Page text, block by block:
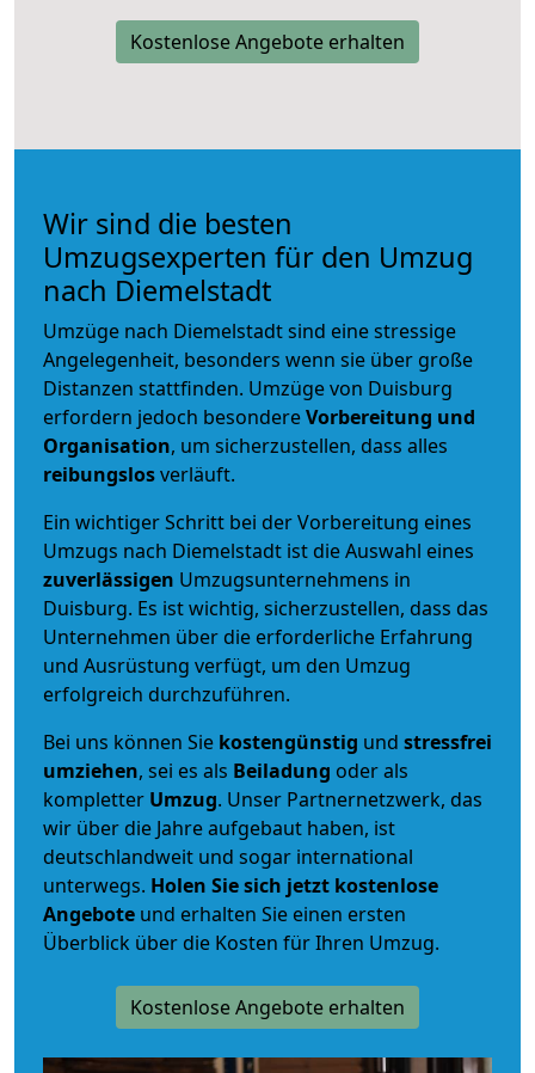
Kostenlose Angebote erhalten
Wir sind die besten
Umzugsexperten für den Umzug
nach Diemelstadt
Umzüge nach Diemelstadt sind eine stressige
Angelegenheit, besonders wenn sie über große
Distanzen stattfinden. Umzüge von Duisburg
erfordern jedoch besondereVorbereitung und
Organisation, um sicherzustellen, dass alles
reibungslosverläuft.
Ein wichtiger Schritt bei der Vorbereitung eines
Umzugs nach Diemelstadt ist die Auswahl eines
zuverlässigen Umzugsunternehmens in
Duisburg. Es ist wichtig, sicherzustellen, dass das
Unternehmen über die erforderliche Erfahrung
und Ausrüstung verfügt, um den Umzug
erfolgreich durchzuführen.
Bei uns können Sie kostengünstig und stressfrei
umziehen, sei es als Beiladung oder als
kompletter Umzug. Unser Partnernetzwerk, das
wir über die Jahre aufgebaut haben, ist
deutschlandweit und sogar international
unterwegs. Holen Sie sich jetzt kostenlose
Angebote und erhalten Sie einen ersten
Überblick über die Kosten für Ihren Umzug.
Kostenlose Angebote erhalten